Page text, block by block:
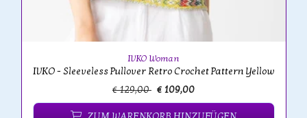
IVKO Woman
IVKO - Sleeveless Pullover Retro Crochet Pattern Yellow
€ 129,00 € 109,00